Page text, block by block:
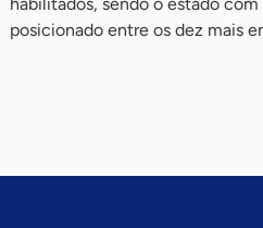
posicionado entre os dez mais